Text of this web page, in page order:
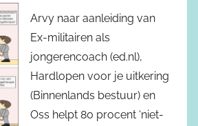
Arvy naar aanleiding van
Ex-militairen als
jongerencoach (ed.nl),
Hardlopen voor je uitkering
(Binnenlands bestuur) en
Oss helpt 80 procent ‘niet-